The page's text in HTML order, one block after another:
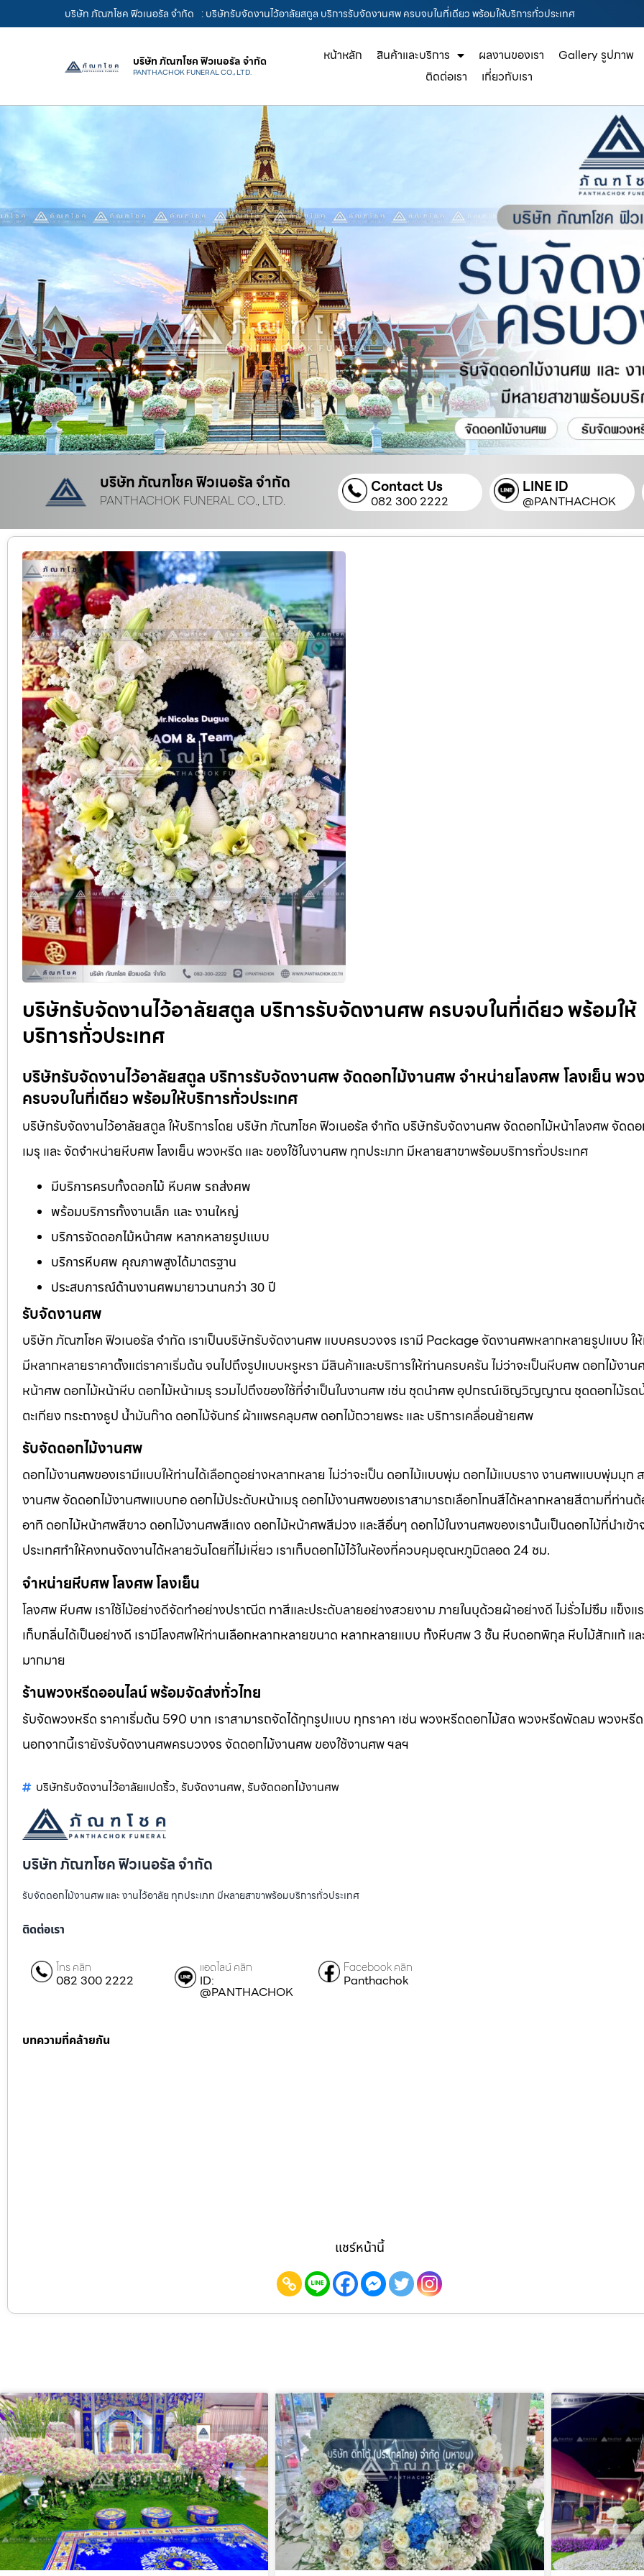
บริษัท ภัณฑโชค ฟิวเนอรัล จำกัด : บริษัทรับจัดงานไว้อาลัยสตูล บริการรับจัดงานศพ ครบจบในที่เดียว พร้อมให้บริการทั่วประเทศ
บริษัท ภัณฑโชค ฟิวเนอรัล จำกัด
PANTHACHOK FUNERAL CO., LTD.
หน้าหลัก สินค้าและบริการ ผลงานของเรา
Gallery รูปภาพ
ติดต่อเรา
เกี่ยวกับเรา
บริษัท ภัณฑโชค ฟิวเนอรัล จำกัด
PANTHACHOK FUNERAL CO., LTD.
Contact Us
082 300 2222
LINE ID
@PANTHACHOK
บริษัทรับจัดงานไว้อาลัยสตูล บริการรับจัดงานศพ ครบจบในที่เดียว พร้อมให้
บริการทั่วประเทศ
บริษัทรับจัดงานไว้อาลัยสตูล บริการรับจัดงานศพ จัดดอกไม้งานศพ จำหน่ายโลงศพ โลงเย็น พว
ครบจบในที่เดียว พร้อมให้บริการทั่วประเทศ
บริษัทรับจัดงานไว้อาลัยสตูล ให้บริการโดย บริษัท ภัณฑโชค ฟิวเนอรัล จำกัด บริษัทรับจัดงานศพ จัดดอกไม้หน้าโลงศพ จัดดอ
เมรุ และ จัดจำหน่ายหีบศพ โลงเย็น พวงหรีด และ ของใช้ในงานศพ ทุกประเภท มีหลายสาขาพร้อมบริการทั่วประเทศ
มีบริการครบทั้งดอกไม้ หีบศพ รถส่งศพ
พร้อมบริการทั้งงานเล็ก และ งานใหญ่
บริการจัดดอกไม้หน้าศพ หลากหลายรูปแบบ
บริการหีบศพ คุณภาพสูงได้มาตรฐาน
ประสบการณ์ด้านงานศพมายาวนานกว่า 30 ปี
รับจัดงานศพ
บริษัท ภัณฑโชค ฟิวเนอรัล จำกัด เราเป็นบริษัทรับจัดงานศพ แบบครบวงจร เรามี Package จัดงานศพหลากหลายรูปแบบ ใ
มีหลากหลายราคาตั้งแต่ราคาเริ่มต้น จนไปถึงรูปแบบหรูหรา มีสินค้าและบริการให้ท่านครบครัน ไม่ว่าจะเป็นหีบศพ ดอกไม้งา
หน้าศพ ดอกไม้หน้าหีบ ดอกไม้หน้าเมรุ รวมไปถึงของใช้ที่จำเป็นในงานศพ เช่น ชุดนำศพ อุปกรณ์เชิญวิญญาณ ชุดดอกไม้รด
ตะเกียง กระถางธูป น้ำมันก๊าด ดอกไม้จันทร์ ผ้าแพรคลุมศพ ดอกไม้ถวายพระ และ บริการเคลื่อนย้ายศพ
รับจัดดอกไม้งานศพ
ดอกไม้งานศพของเรามีแบบให้ท่านได้เลือกดูอย่างหลากหลาย ไม่ว่าจะเป็น ดอกไม้แบบพุ่ม ดอกไม้แบบราง งานศพแบบพุ่มมุก
งานศพ จัดดอกไม้งานศพแบบกอ ดอกไม้ประดับหน้าเมรุ ดอกไม้งานศพของเราสามารถเลือกโทนสีได้หลากหลายสีตามที่ท่าน
อาทิ ดอกไม้หน้าศพสีขาว ดอกไม้งานศพสีแดง ดอกไม้หน้าศพสีม่วง และสีอื่นๆ ดอกไม้ในงานศพของเรานั้นเป็นดอกไม้ที่นำเข้า
ประเทศทำให้คงทนจัดงานได้หลายวันโดยที่ไม่เหี่ยว เราเก็บดอกไม้ไว้ในห้องที่ควบคุมอุณหภูมิตลอด 24 ชม.
จำหน่ายหีบศพ โลงศพ โลงเย็น
โลงศพ หีบศพ เราใช้ไม้อย่างดีจัดทำอย่างปราณีต ทาสีและประดับลายอย่างสวยงาม ภายในบุด้วยผ้าอย่างดี ไม่รั่วไม่ซึม แข็งแ
เก็บกลิ่นได้เป็นอย่างดี เรามีโลงศพให้ท่านเลือกหลากหลายขนาด หลากหลายแบบ ทั้งหีบศพ 3 ชั้น หีบดอกพิกุล หีบไม้สักแท้ แ
มากมาย
ร้านพวงหรีดออนไลน์ พร้อมจัดส่งทั่วไทย
รับจัดพวงหรีด ราคาเริ่มต้น 590 บาท เราสามารถจัดได้ทุกรูปแบบ ทุกราคา เช่น พวงหรีดดอกไม้สด พวงหรีดพัดลม พวงหรี
นอกจากนี้เรายังรับจัดงานศพครบวงจร จัดดอกไม้งานศพ ของใช้งานศพ ฯลฯ
บริษัทรับจัดงานไว้อาลัยแปดริ้ว, รับจัดงานศพ, รับจัดดอกไม้งานศพ
บริษัท ภัณฑโชค ฟิวเนอรัล จำกัด
รับจัดดอกไม้งานศพ และ งานไว้อาลัย ทุกประเภท มีหลายสาขาพร้อมบริการทั่วประเทศ
ติดต่อเรา
โทร คลิก
082 300 2222
แอดไลน์ คลิก
ID:
@PANTHACHOK
Facebook คลิก
Panthachok
บทความที่คล้ายกัน
แชร์หน้านี้